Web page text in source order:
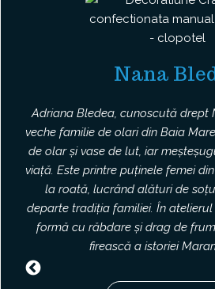
Nana
Adriana Bledea, cunoscută drept
veche familie de olari din Baia
de olar și vase de lut, iar
viață. Este printre puținele femei
la roată, lucrând alături de
departe tradiția familiei. În atelierul
formă cu răbdare și drag de
firească a istoriei